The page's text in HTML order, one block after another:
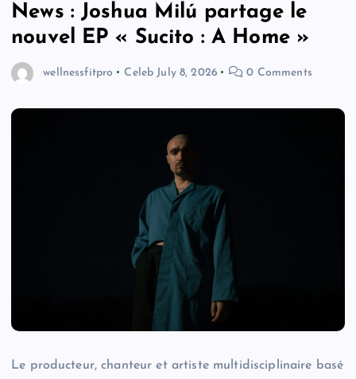
News : Joshua Milú partage le
nouvel EP « Sucito : A Home »
wellnessfitpro Celeb July 8, 2026 0 Comments
Le producteur, chanteur et artiste multidisciplinaire basé